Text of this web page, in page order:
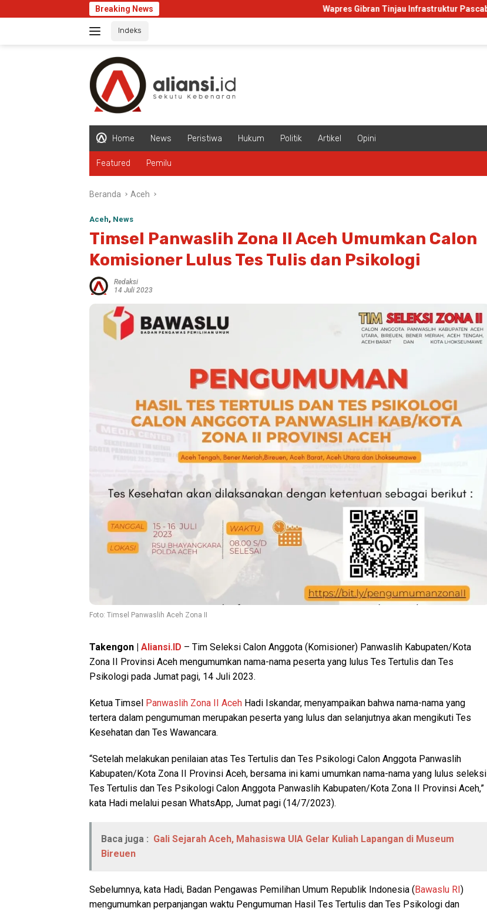
ke
Breaking News Wapres Gibran Tinjau Infrastruktur Pascabencana di Aceh
Indeks
Home News Peristiwa Hukum Politik Artikel Opini
Featured Pemilu
Beranda Aceh
Aceh, News
Timsel Panwaslih Zona II Aceh Umumkan Calon
Komisioner Lulus Tes Tulis dan Psikologi
Redaksi
14 Juli 2023
Foto: Timsel Panwaslih Aceh Zona II
Takengon | Aliansi.ID – Tim Seleksi Calon Anggota (Komisioner) Panwaslih Kabupaten/Kota
Zona II Provinsi Aceh mengumumkan nama-nama peserta yang lulus Tes Tertulis dan Tes
Psikologi pada Jumat pagi, 14 Juli 2023.
Ketua Timsel Panwaslih Zona II Aceh Hadi Iskandar, menyampaikan bahwa nama-nama yang
tertera dalam pengumuman merupakan peserta yang lulus dan selanjutnya akan mengikuti Tes
Kesehatan dan Tes Wawancara.
“Setelah melakukan penilaian atas Tes Tertulis dan Tes Psikologi Calon Anggota Panwaslih
Kabupaten/Kota Zona II Provinsi Aceh, bersama ini kami umumkan nama-nama yang lulus seleksi
Tes Tertulis dan Tes Psikologi Calon Anggota Panwaslih Kabupaten/Kota Zona II Provinsi Aceh,”
kata Hadi melalui pesan WhatsApp, Jumat pagi (14/7/2023).
Baca juga : Gali Sejarah Aceh, Mahasiswa UIA Gelar Kuliah Lapangan di Museum
Bireuen
Sebelumnya, kata Hadi, Badan Pengawas Pemilihan Umum Republik Indonesia (Bawaslu RI)
mengumumkan perpanjangan waktu Pengumuman Hasil Tes Tertulis dan Tes Psikologi dan